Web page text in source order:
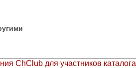
ChClub для участников каталога